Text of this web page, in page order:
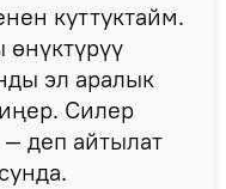
куттуктайм.
өнүктүрүү
эл аралык
Силер
деп айтылат